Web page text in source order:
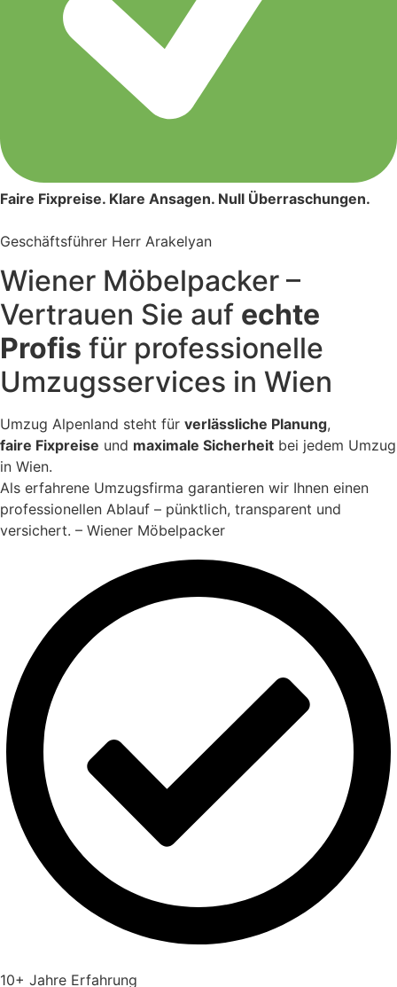
Faire Fixpreise. Klare Ansagen. Null Überraschungen.
Geschäftsführer Herr Arakelyan
Wiener Möbelpacker –
Vertrauen Sie auf echte
Profis für professionelle
Umzugsservices in Wien
Umzug Alpenland steht für verlässliche Planung,
faire Fixpreise und maximale Sicherheit bei jedem Umzug
in Wien.
Als erfahrene Umzugsfirma garantieren wir Ihnen einen
professionellen Ablauf – pünktlich, transparent und
versichert. – Wiener Möbelpacker
10+ Jahre Erfahrung